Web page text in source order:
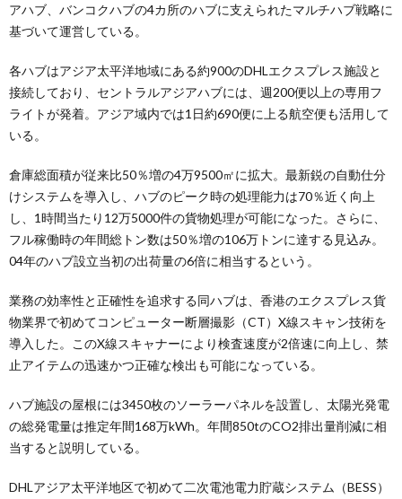
アハブ、バンコクハブの4カ所のハブに支えられたマルチハブ戦略に
基づいて運営している。
各ハブはアジア太平洋地域にある約900のDHLエクスプレス施設と
接続しており、セントラルアジアハブには、週200便以上の専用フ
ライトが発着。アジア域内では1日約690便に上る航空便も活用して
いる。
倉庫総面積が従来比50％増の4万9500㎡に拡大。最新鋭の自動仕分
けシステムを導入し、ハブのピーク時の処理能力は70％近く向上
し、1時間当たり12万5000件の貨物処理が可能になった。さらに、
フル稼働時の年間総トン数は50％増の106万トンに達する見込み。
04年のハブ設立当初の出荷量の6倍に相当するという。
業務の効率性と正確性を追求する同ハブは、香港のエクスプレス貨
物業界で初めてコンピューター断層撮影（CT）X線スキャン技術を
導入した。このX線スキャナーにより検査速度が2倍速に向上し、禁
止アイテムの迅速かつ正確な検出も可能になっている。
ハブ施設の屋根には3450枚のソーラーパネルを設置し、太陽光発電
の総発電量は推定年間168万kWh。年間850tのCO2排出量削減に相
当すると説明している。
DHLアジア太平洋地区で初めて二次電池電力貯蔵システム（BESS）